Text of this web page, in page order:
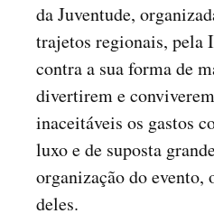
da Juventude,
trajetos regionais, pela
contra a sua forma de
divertirem e
inaceitáveis os gastos
luxo e de suposta
organização do evento,
deles.